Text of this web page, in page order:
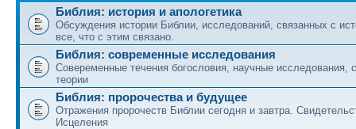
Библия: история и апологетика
Обсуждения истории Библии, исследований, связанных с
все, что с этим связано.
Библия: современные исследования
Совеременные течения богословия, научные исследования,
теории
Библия: пророчества и будущее
Отражения пророчеств Библии сегодня и завтра.
Исцеления